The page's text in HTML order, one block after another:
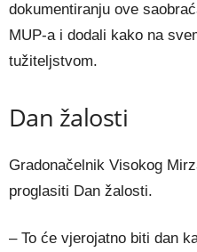
dokumentiranju ove
MUP-a i dodali kako na
tužiteljstvom.
Dan žalosti
Gradonačelnik Visokog
proglasiti Dan žalosti.
– To će vjerojatno biti dan